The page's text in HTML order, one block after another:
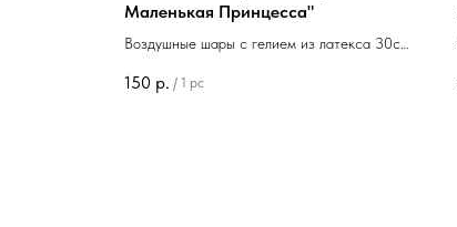
Маленькая Принцесса"
Воздушные шары с гелием из латекса 30см
150 р. / 1 pc